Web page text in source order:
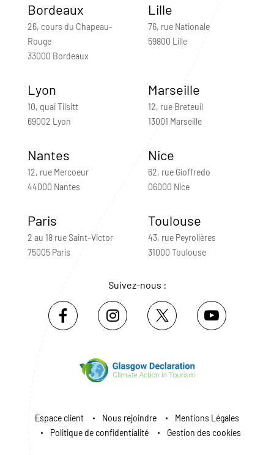
Bordeaux
26, cours du Chapeau-
Rouge
33000 Bordeaux
Lille
76, rue Nationale
59800 Lille
Lyon
10, quai Tilsitt
69002 Lyon
Marseille
12, rue Breteuil
13001 Marseille
Nantes
12, rue Mercoeur
44000 Nantes
Nice
62, rue Gioffredo
06000 Nice
Paris
2 au 18 rue Saint-Victor
75005 Paris
Toulouse
43, rue Peyrolières
31000 Toulouse
Suivez-nous :
Espace client Nous rejoindre
Mentions Légales
Politique de confidentialité
Gestion des cookies